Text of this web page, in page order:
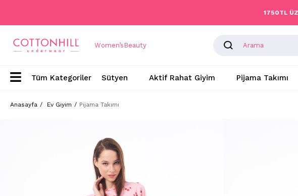
1750TL
Women’s Beauty
Sütyen Aktif Rahat Giyim Pijama Takımı
Anasayfa Ev Giyim Pijama Takımı